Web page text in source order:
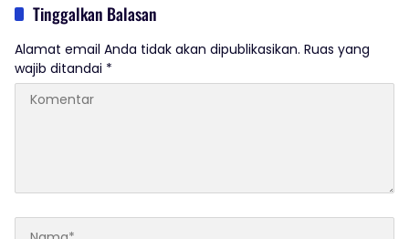
Bedagai Bungkam Saat Di Konfirmasi
Wartawan.
Tinggalkan Balasan
Alamat email Anda tidak akan dipublikasikan. Ruas yang
wajib ditandai *